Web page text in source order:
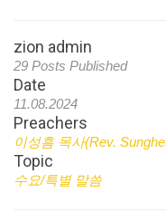
zion admin
29 Posts Published
Date
11.08.2024
Preachers
이성흠 목사(Rev.
Topic
수요/특별 말씀